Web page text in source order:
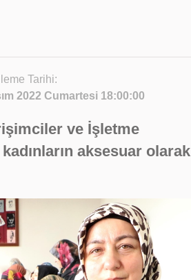
Tarihi:
2022 Cumartesi 18:00:00
ve İşletme
aksesuar olarak